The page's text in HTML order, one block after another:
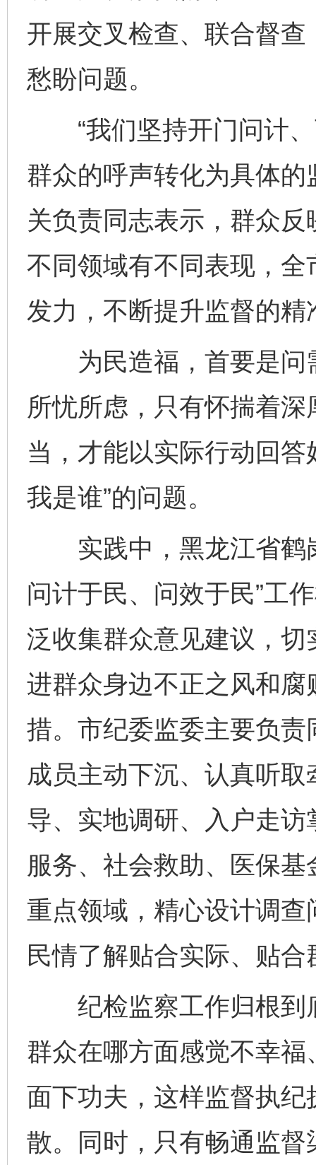
开展交叉检查、联合督
愁盼问题。
“我们坚持开门问计、
群众的呼声转化为具体的
关负责同志表示，群众
不同领域有不同表现，
发力，不断提升监督的精
为民造福，首要是问
所忧所虑，只有怀揣着
当，才能以实际行动回
我是谁”的问题。
实践中，黑龙江省鹤
问计于民、问效于民”工
泛收集群众意见建议，
进群众身边不正之风和
措。市纪委监委主要负
成员主动下沉、认真听
导、实地调研、入户走
服务、社会救助、医保
重点领域，精心设计调
民情了解贴合实际、贴合
纪检监察工作归根到
群众在哪方面感觉不幸
面下功夫，这样监督执
散。同时，只有畅通监